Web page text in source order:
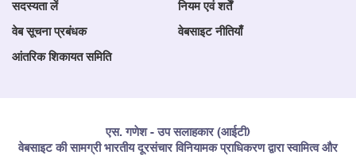
सदस्यता लें नियम एवं शर्तें
वेब सूचना प्रबंधक वेबसाइट नीतियाँ
आंतरिक शिकायत समिति
एस. गणेश - उप सलाहकार (आईटी)
वेबसाइट की सामग्री भारतीय दूरसंचार विनियामक प्राधिकरण द्वारा स्वामित्व और